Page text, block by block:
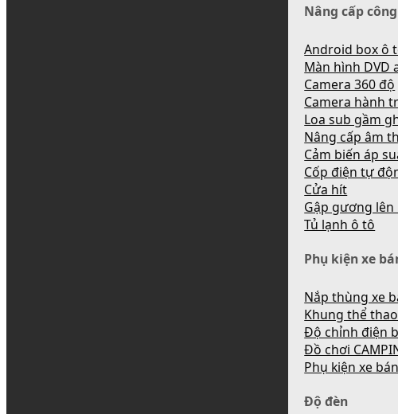
Nâng cấp
Android box ô
Màn hình DVD
Camera 360 độ
Camera hành
Loa sub gầm
Nâng cấp âm
Cảm biến áp
Cốp điện tự
Cửa hít
Gập gương lên
Tủ lạnh ô tô
Phụ kiện xe
Nắp thùng xe
Khung thể thao
Độ chỉnh điện
Đồ chơi
Phụ kiện xe
Độ đèn